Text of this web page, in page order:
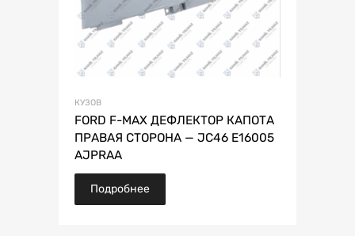
КУЗОВ
FORD F-MAX ДЕФЛЕКТОР КАПОТА
ПРАВАЯ СТОРОНА — JC46 E16005
AJPRAA
Подробнее